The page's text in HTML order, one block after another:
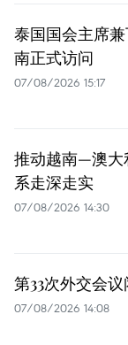
泰国国会主席
南正式访问
07/08/2026 15:17
推动越南—澳大
系走深走实
07/08/2026 14:30
第33次外交会议
07/08/2026 14:08